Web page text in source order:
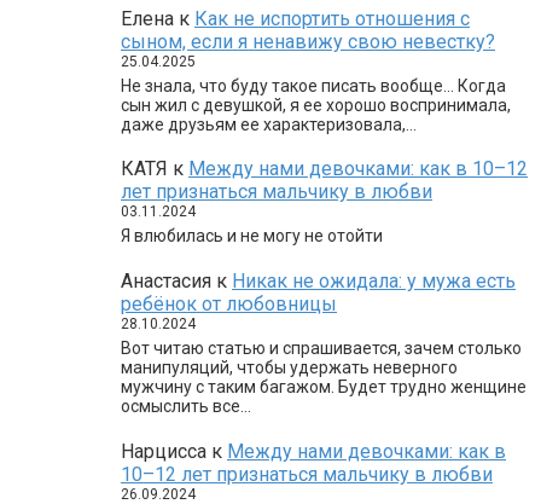
Елена к Как не испортить отношения с
сыном, если я ненавижу свою невестку?
25.04.2025
Не знала, что буду такое писать вообще… Когда
сын жил с девушкой, я ее хорошо воспринимала,
даже друзьям ее характеризовала,…
КАТЯ к Между нами девочками: как в 10–12
лет признаться мальчику в любви
03.11.2024
Я влюбилась и не могу не отойти
Анастасия к Никак не ожидала: у мужа есть
ребёнок от любовницы
28.10.2024
Вот читаю статью и спрашивается, зачем столько
манипуляций, чтобы удержать неверного
мужчину с таким багажом. Будет трудно женщине
осмыслить все…
Нарцисса к Между нами девочками: как в
10–12 лет признаться мальчику в любви
26.09.2024